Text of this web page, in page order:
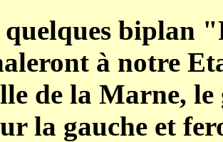
quelques biplan
à notre
de la Marne, le
la gauche et